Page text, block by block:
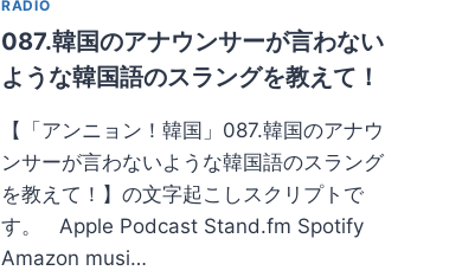
評
判
の
す
す
め
ポ
ッ
RADIO
087.韓国のアナウンサーが言わない
ような韓国語のスラングを教えて！
【「アンニョン！韓国」087.韓国のアナウ
ンサーが言わないような韓国語のスラング
を教えて！】の文字起こしスクリプトで
す。 Apple Podcast Stand.fm Spotify
Amazon musi…